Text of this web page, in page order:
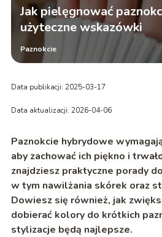
Jak pielęgnować
użyteczne wskazówki
Paznokcie
Data publikacji: 2025-03-17
Data aktualizacji: 2026-04-06
Paznokcie hybrydowe
aby zachować ich piękno i
znajdziesz praktyczne porady
w tym nawilżania skórek oraz
Dowiesz się również, jak
dobierać kolory do krótkich
stylizacje będą najlepsze.